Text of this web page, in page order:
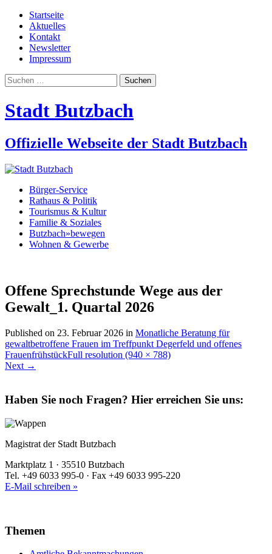
Startseite
Aktuelles
Kontakt
Newsletter
Impressum
Suchen
nach:
Stadt Butzbach
Offizielle Webseite der Stadt Butzbach
Bürger-Service
Rathaus & Politik
Tourismus & Kultur
Familie & Soziales
Butzbach»bewegen
Wohnen & Gewerbe
Offene Sprechstunde Wege aus der
Gewalt_1. Quartal 2026
Published on 23. Februar 2026 in Monatliche Beratung für
gewaltbetroffene Frauen im Treffpunkt Degerfeld und offenes
FrauenfrühstückFull resolution (940 × 788)
Next →
Haben Sie noch Fragen? Hier erreichen Sie uns:
Magistrat der Stadt Butzbach
Marktplatz 1 · 35510 Butzbach
Tel. +49 6033 995-0 · Fax +49 6033 995-220
E-Mail schreiben »
Themen